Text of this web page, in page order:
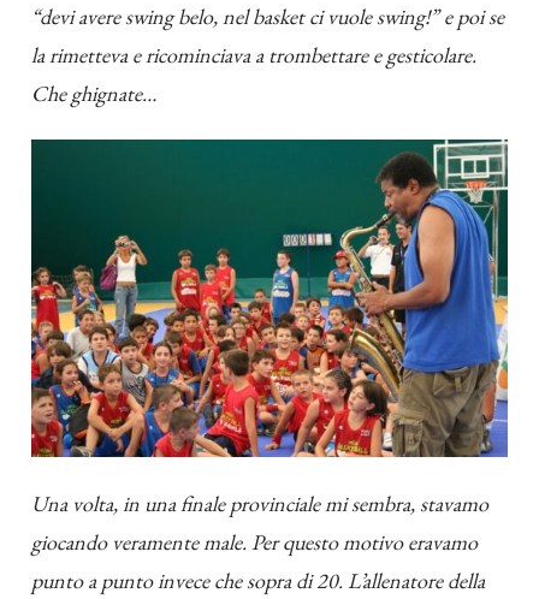
“devi avere swing belo, nel basket ci vuole swing!” e poi se
la rimetteva e ricominciava a trombettare e gesticolare.
Che ghignate…
Una volta, in una finale provinciale mi sembra, stavamo
giocando veramente male. Per questo motivo eravamo
punto a punto invece che sopra di 20. L’allenatore della